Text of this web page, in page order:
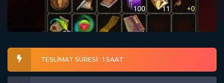
TESLİMAT SÜRESİ : 1 SAAT